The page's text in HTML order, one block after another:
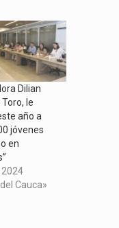
Dilian
le
año a
jóvenes
en
2024
Cauca»